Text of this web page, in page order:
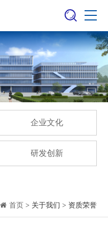
企业文化
研发创新
首页 > 关于我们 > 资质荣誉